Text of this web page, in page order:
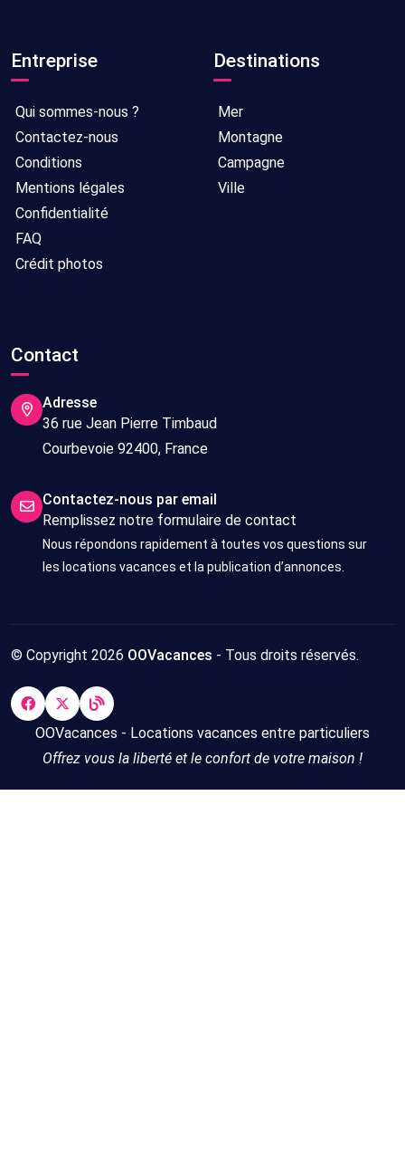
Entreprise
Qui sommes-nous ?
Contactez-nous
Conditions
Mentions légales
Confidentialité
FAQ
Crédit photos
Destinations
Mer
Montagne
Campagne
Ville
Contact
Adresse
36 rue Jean Pierre Timbaud
Courbevoie 92400, France
Contactez-nous par email
Remplissez notre formulaire de contact
Nous répondons rapidement à toutes vos questions sur
les locations vacances et la publication d’annonces.
© Copyright 2026 OOVacances - Tous droits réservés.
OOVacances - Locations vacances entre particuliers
Offrez vous la liberté et le confort de votre maison !